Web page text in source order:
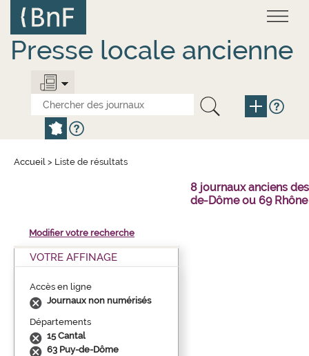
contenu
principal
Presse locale ancienne
Accueil > Liste de résultats
8 journaux anciens
de-Dôme ou 69
Modifier votre recherche
VOTRE AFFINAGE
Accès en ligne
Journaux non numérisés
Départements
15 Cantal
63 Puy-de-Dôme
Panneau de gestion des cookies